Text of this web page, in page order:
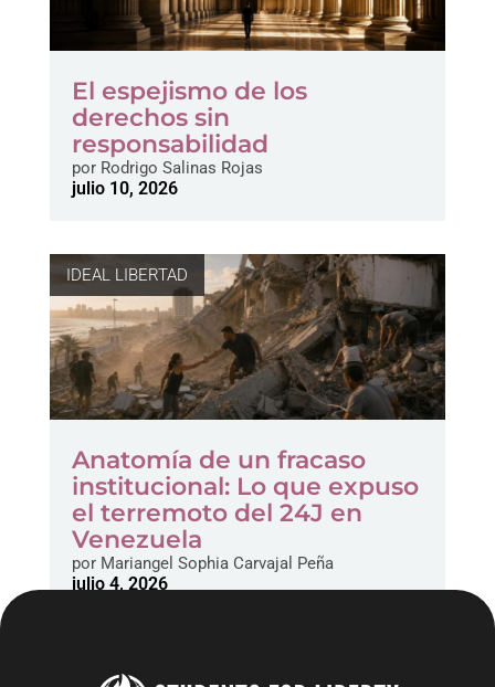
El espejismo de los
derechos sin
responsabilidad
porRodrigo Salinas Rojas
julio 10, 2026
IDEAL LIBERTAD
Anatomía de un fracaso
institucional: Lo que expuso
el terremoto del 24J en
Venezuela
porMariangel Sophia Carvajal Peña
julio 4, 2026